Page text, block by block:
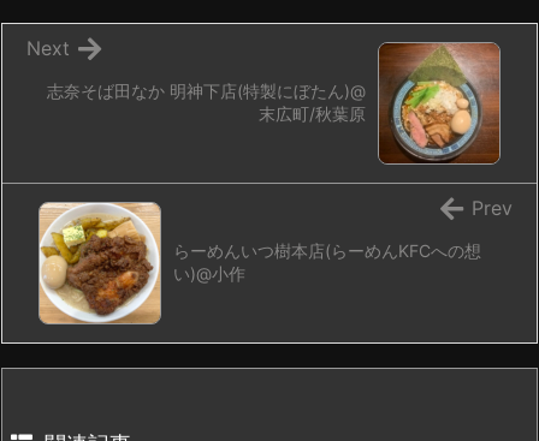
志奈そば田なか 明神下店(特製にぼたん)@
末広町/秋葉原
Next
らーめんいつ樹本店(らーめんKFCへの想
い)@小作
Prev